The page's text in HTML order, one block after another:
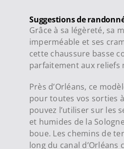
Suggestions de
Grâce à sa légèreté, sa
imperméable et ses
cette chaussure basse
parfaitement aux reliefs
Près d’Orléans, ce
pour toutes vos sorties
pouvez l’utiliser sur les
et humides de la
boue. Les chemins de
long du canal d’Orléans